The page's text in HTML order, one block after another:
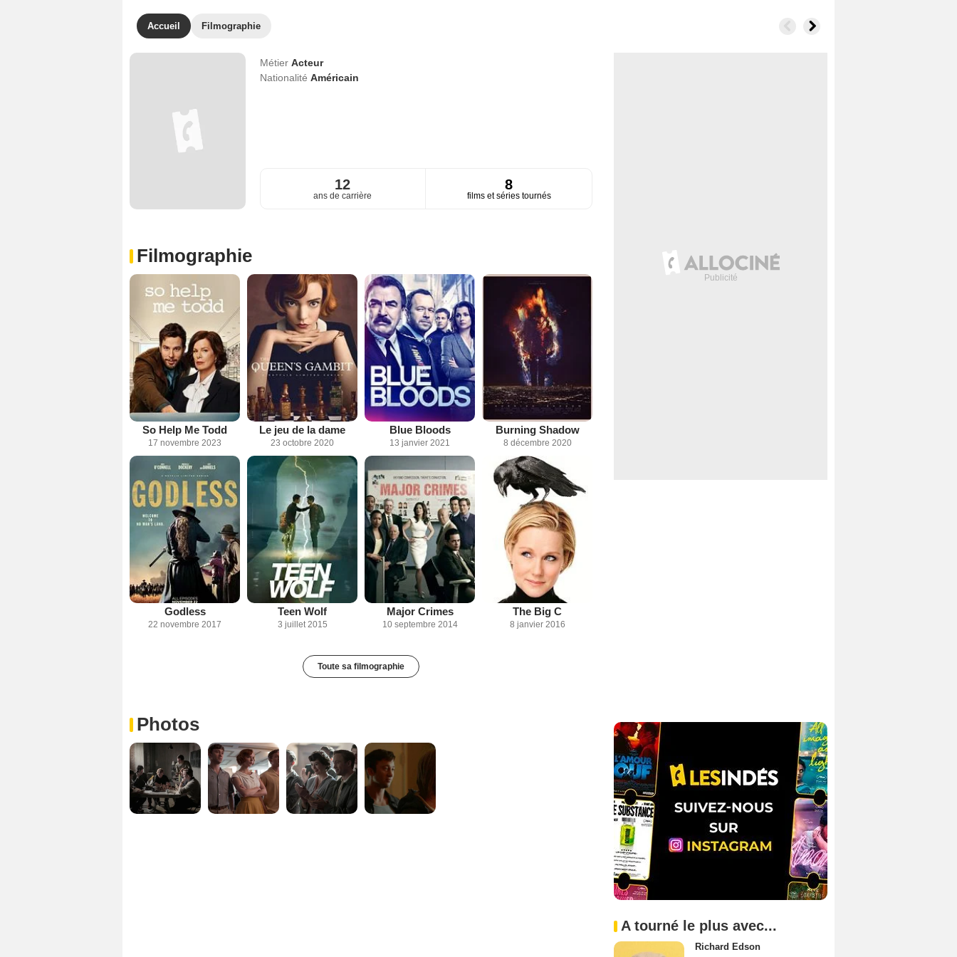
Accueil Filmographie
Métier Acteur
Nationalité Américain
12
ans de carrière
8
films et séries tournés
Filmographie
So Help Me Todd
17 novembre 2023
Le jeu de la dame
23 octobre 2020
Blue Bloods
13 janvier 2021
Burning Shadow
8 décembre 2020
Godless
22 novembre 2017
Teen Wolf
3 juillet 2015
Major Crimes
10 septembre 2014
The Big C
8 janvier 2016
Toute sa filmographie
Photos
A tourné le plus avec...
Richard Edson